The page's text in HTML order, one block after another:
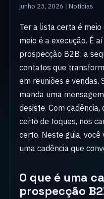
junho 23, 2026 | Notícias
Ter a lista certa é
meio é a execução. É
prospecção B2B: a
contatos que
em reuniões e vendas.
manda uma
desiste. Com
certo de toques, nos
certo. Neste guia,
uma cadência que
O que é uma
prospecção